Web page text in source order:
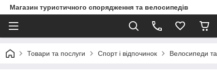
Магазин туристичного спорядження та велосипедів
Товари та послуги Спорт і відпочинок Велосипеди